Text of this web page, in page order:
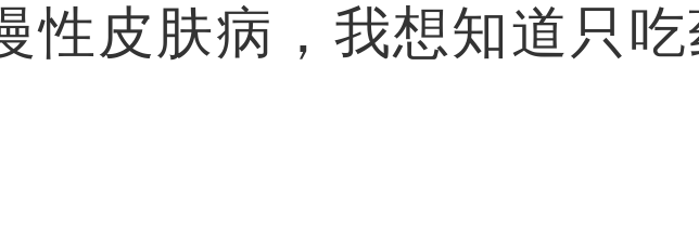
性皮肤病，我想知道只